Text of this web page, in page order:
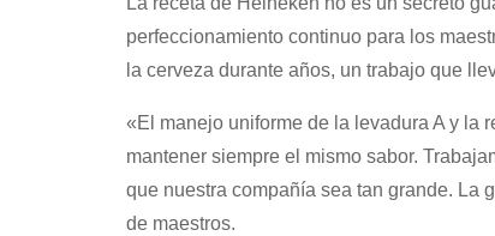
perfeccionamiento continuo para los
la cerveza durante años, un trabajo que
«El manejo uniforme de la levadura A y la
mantener siempre el mismo sabor.
que nuestra compañía sea tan grande. La
de maestros.